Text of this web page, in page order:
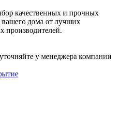
качественных и прочных
вашего дома от лучших
производителей.
у менеджера компании